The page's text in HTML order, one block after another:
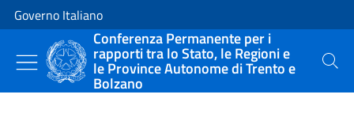
Vai al contenuto
Vai alla navigazione del sito
Governo Italiano
Conferenza Permanente per i
rapporti tra lo Stato, le Regioni e
le Province Autonome di Trento e
Bolzano
Cerca